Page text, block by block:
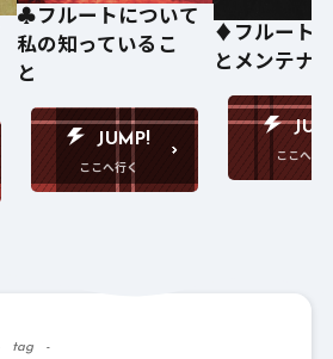
♣️フルートについて
私の知っているこ
と
JUMP!
♦️フルート
とメンテナ
tag